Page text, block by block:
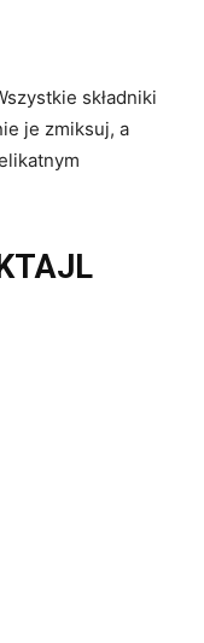
składniki
je zmiksuj, a